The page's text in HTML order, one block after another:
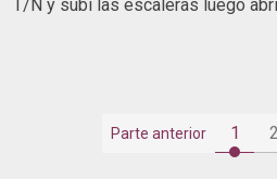
T/N y subí las escaleras luego
Parte anterior 1 2